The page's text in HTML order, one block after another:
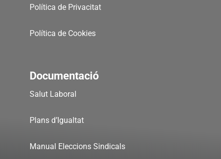
Política de Privacitat
Política de Cookies
Documentació
Salut Laboral
Plans d’Igualtat
Manual Eleccions Sindicals